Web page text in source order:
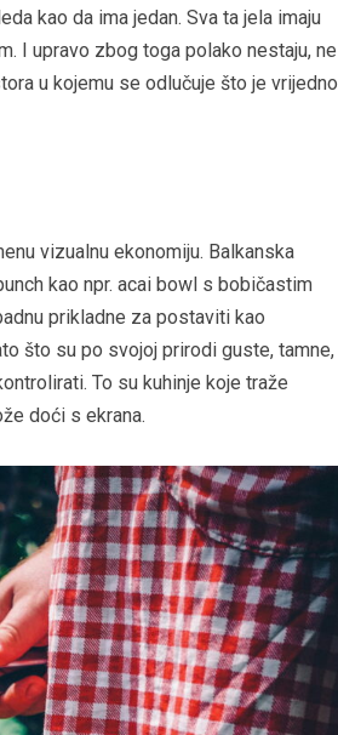
kao da ima jedan. Sva ta jela imaju
I upravo zbog toga polako nestaju, ne
u kojemu se odlučuje što je vrijedno
vizualnu ekonomiju. Balkanska
kao npr. acai bowl s bobičastim
prikladne za postaviti kao
što su po svojoj prirodi guste, tamne,
To su kuhinje koje traže
doći s ekrana.